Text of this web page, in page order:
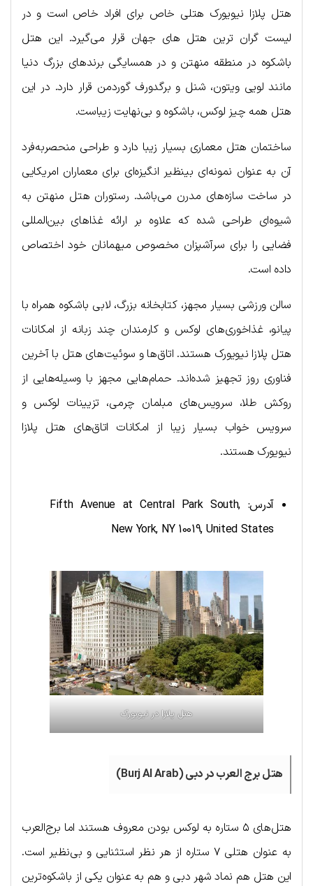
هتل پلازا نیویورک هتلی خاص برای افراد خاص است و در
لیست گران ترین هتل‌ های جهان قرار می‌گیرد. این هتل
باشکوه در منطقه منهتن و در همسایگی برندهای بزرگ دنیا
مانند لویی ویتون، شنل و برگدورف گوردمن قرار دارد. در این
هتل همه چیز لوکس، باشکوه و بی‌نهایت زیباست.
ساختمان هتل معماری بسیار زیبا دارد و طراحی منحصربه‌فرد
آن به عنوان نمونه‌ای بینظیر انگیزه‌ای برای معماران امریکایی
در ساخت سازه‌های مدرن می‌باشد. رستوران هتل منهتن به
شیوه‌ای طراحی شده که علاوه بر ارائه غذاهای بین‌المللی
فضایی را برای سرآشپزان مخصوص میهمانان خود اختصاص
داده است.
سالن ورزشی بسیار مجهز، کتابخانه بزرگ، لابی باشکوه همراه با
پیانو، غذاخوری‌های لوکس و کارمندان چند زبانه از امکانات
هتل پلازا نیویورک هستند. اتاق‌ها و سوئیت‌های هتل با آخرین
فناوری روز تجهیز شده‌اند. حمام‌هایی مجهز با وسیله‌هایی از
روکش طلا، سرویس‌های مبلمان چرمی، تزیینات لوکس و
سرویس خواب بسیار زیبا از امکانات اتاق‌های هتل پلازا
نیویورک هستند.
آدرس: Fifth Avenue at Central Park South,
New York, NY 10019, United States
هتل پلازا در نیویورک
هتل برج العرب در دبی (Burj Al Arab)
هتل‌های ۵ ستاره به لوکس بودن معروف هستند اما برج‌العرب
به عنوان هتلی ۷ ستاره از هر نظر استثنایی و بی‌نظیر است.
این هتل هم نماد شهر دبی و هم به عنوان یکی از باشکوه‌ترین